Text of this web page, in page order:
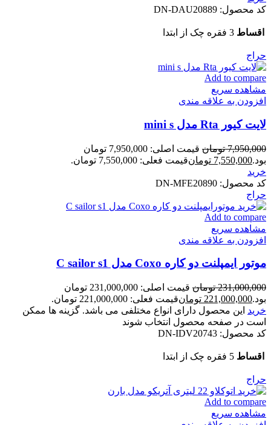
کد محصول: DN-DAU20889
اقساط 3 فقره چک از ابتدا
حراج
Add to compare
مشاهده سریع
افزودن به علاقه مندی
لایت کیور Rta مدل mini s
7,950,000 تومان
قیمت اصلی: 7,950,000 تومان
بود.7,550,000 تومانقیمت فعلی: 7,550,000 تومان.
خرید
کد محصول: DN-MFE20890
حراج
Add to compare
مشاهده سریع
افزودن به علاقه مندی
موتور ایمپلنت دو کاره Coxo مدل C sailor s1
231,000,000 تومان
قیمت اصلی: 231,000,000 تومان
بود.221,000,000 تومانقیمت فعلی: 221,000,000 تومان.
خرید این محصول دارای انواع مختلفی می باشد. گزینه ها ممکن
است در صفحه محصول انتخاب شوند
کد محصول: DN-IDV20743
اقساط 5 فقره چک از ابتدا
حراج
Add to compare
مشاهده سریع